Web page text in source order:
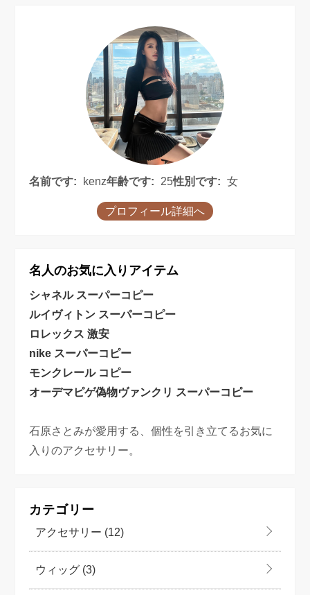
名前です: kenz年齢です: 25性別です: 女
プロフィール詳細へ
名人のお気に入りアイテム
シャネル スーパーコピー
ルイヴィトン スーパーコピー
ロレックス 激安
nike スーパーコピー
モンクレール コピー
オーデマピゲ偽物ヴァンクリ スーパーコピー
石原さとみが愛用する、個性を引き立てるお気に
入りのアクセサリー。
カテゴリー
アクセサリー (12)
ウィッグ (3)